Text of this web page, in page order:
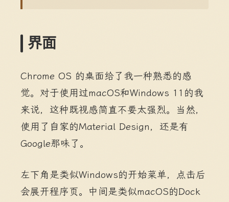
界面
Chrome OS 的桌面给了我一种熟悉的感
觉。对于使用过macOS和Windows 11的我
来说，这种既视感简直不要太强烈。当然，
使用了自家的Material Design，还是有
Google那味了。
左下角是类似Windows的开始菜单，点击后
会展开程序页。中间是类似macOS的Dock